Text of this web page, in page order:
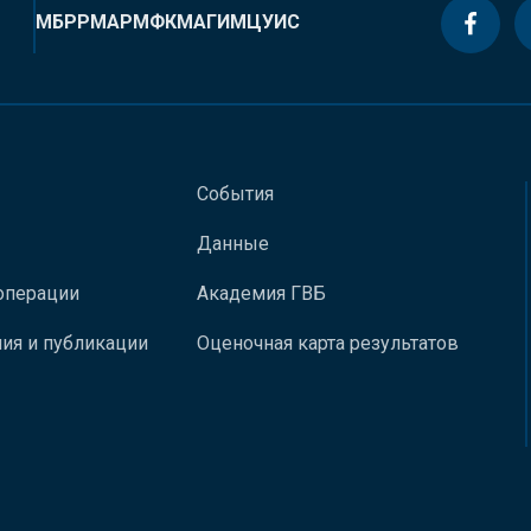
МБРРМАРМФКМАГИМЦУИС
и публикации
События
Данные
Академия ГВБ
Оценочная карта результатов